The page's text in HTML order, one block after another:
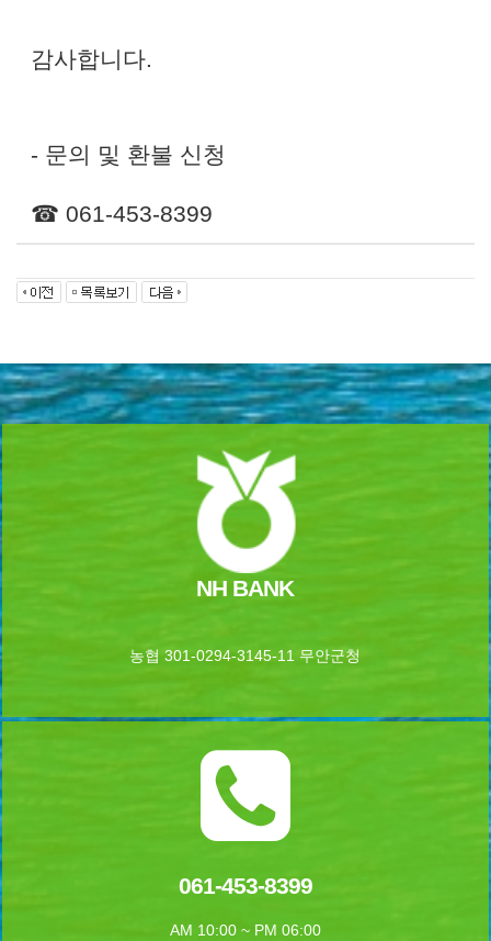
감사합니다.
- 문의 및 환불 신청
☎ 061-453-8399
NH BANK
농협 301-0294-3145-11 무안군청
061-453-8399
AM 10:00 ~ PM 06:00